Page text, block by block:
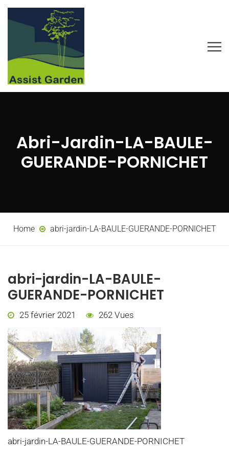
Abri-Jardin-LA-BAULE-
GUERANDE-PORNICHET
Home abri-jardin-LA-BAULE-GUERANDE-PORNICHET
abri-jardin-LA-BAULE-
GUERANDE-PORNICHET
25 février 2021 262 Vues
abri-jardin-LA-BAULE-GUERANDE-PORNICHET